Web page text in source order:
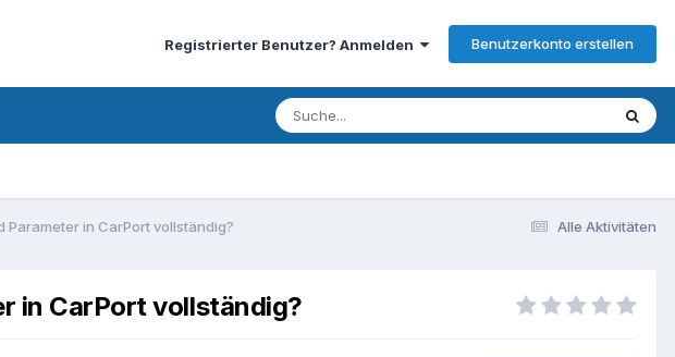
Registrierter Benutzer? Anmelden Benutzerkonto erstellen
Alle Aktivitäten
in CarPort vollständig?
in CarPort vollständig?